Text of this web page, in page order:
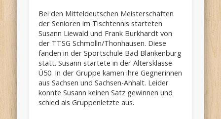
Bei den Mitteldeutschen Meisterschaften
der Senioren im Tischtennis starteten
Susann Liewald und Frank Burkhardt von
der TTSG Schmölln/Thonhausen. Diese
fanden in der Sportschule Bad Blankenburg
statt. Susann startete in der Altersklasse
Ü50. In der Gruppe kamen ihre Gegnerinnen
aus Sachsen und Sachsen-Anhalt. Leider
konnte Susann keinen Satz gewinnen und
schied als Gruppenletzte aus.